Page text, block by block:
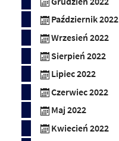
Październik 2022
Wrzesień 2022
Sierpień 2022
Lipiec 2022
Czerwiec 2022
Maj 2022
Kwiecień 2022